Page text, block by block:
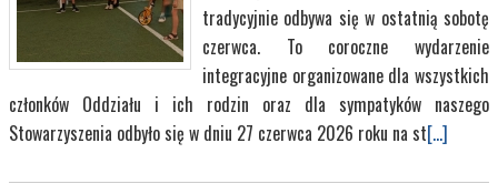
tradycyjnie odbywa się w ostatnią sobotę
czerwca. To coroczne wydarzenie
integracyjne organizowane dla wszystkich
członków Oddziału i ich rodzin oraz dla sympatyków naszego
Stowarzyszenia odbyło się w dniu 27 czerwca 2026 roku na st[...]